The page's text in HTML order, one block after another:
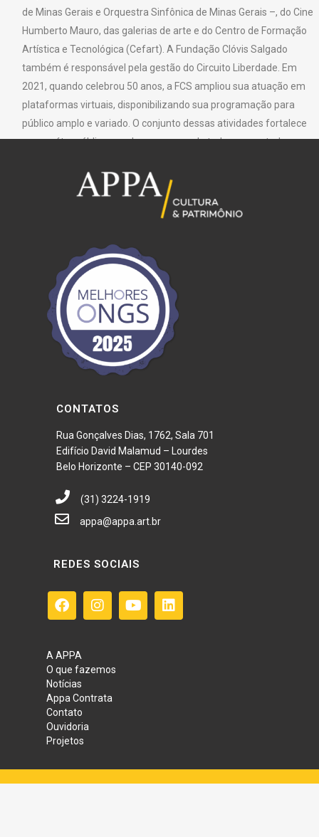
de Minas Gerais e Orquestra Sinfônica de Minas Gerais –, do Cine
Humberto Mauro, das galerias de arte e do Centro de Formação
Artística e Tecnológica (Cefart). A Fundação Clóvis Salgado
também é responsável pela gestão do Circuito Liberdade. Em
2021, quando celebrou 50 anos, a FCS ampliou sua atuação em
plataformas virtuais, disponibilizando sua programação para
público amplo e variado. O conjunto dessas atividades fortalece
seu caráter público, sendo um espaço de todos e para todos.
Texto: Fundação Clóvis Salgado
CONTATOS
Rua Gonçalves Dias, 1762, Sala 701
Edifício David Malamud – Lourdes
Belo Horizonte – CEP 30140-092
(31) 3224-1919
appa@appa.art.br
REDES SOCIAIS
A APPA
O que fazemos
Notícias
Appa Contrata
Contato
Ouvidoria
Projetos